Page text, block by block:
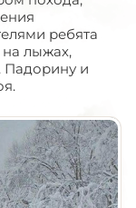
ребята
лыжах,
Падорину и